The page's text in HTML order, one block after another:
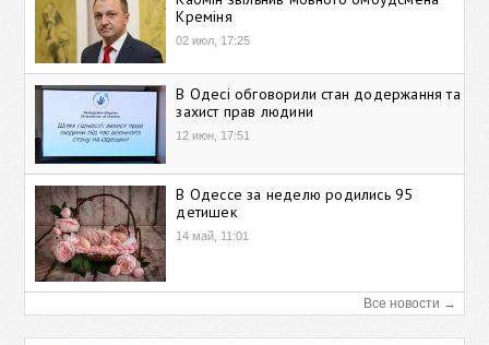
Креміня
02 июл, 17:25
В Одесі обговорили стан додержання та
захист прав людини
12 июн, 17:51
В Одессе за неделю родились 95
детишек
14 май, 11:01
Все новости →